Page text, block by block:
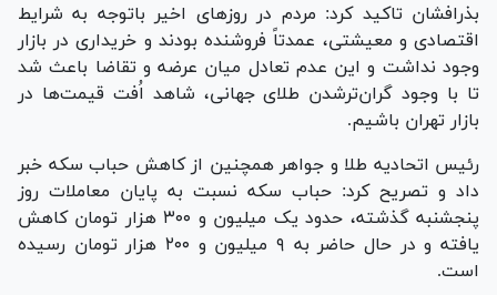
بذرافشان تاکید کرد: مردم در روز‌های اخیر باتوجه به شرایط
اقتصادی و معیشتی، عمدتاً فروشنده بودند و خریداری در بازار
وجود نداشت و این عدم تعادل میان عرضه و تقاضا باعث شد
تا با وجود گران‌ترشدن طلای جهانی، شاهد اُفت قیمت‌ها در
بازار تهران باشیم.
رئیس اتحادیه طلا و جواهر همچنین از کاهش حباب سکه خبر
داد و تصریح کرد: حباب سکه نسبت به پایان معاملات روز
پنجشنبه گذشته، حدود یک میلیون و ۳۰۰ هزار تومان کاهش
یافته و در حال حاضر به ۹ میلیون و ۲۰۰ هزار تومان رسیده
است.